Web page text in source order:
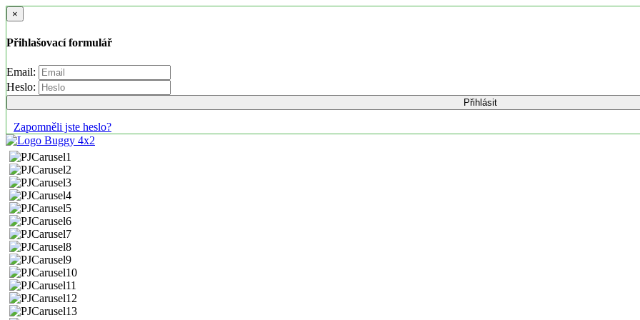
×
Přihlašovací formulář
Email:
Heslo:
Přihlásit
Zapomněli jste heslo?